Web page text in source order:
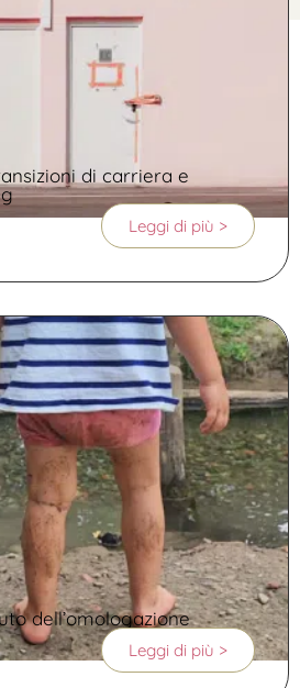
di carriera e
Leggi di più >
dell’omologazione
Leggi di più >